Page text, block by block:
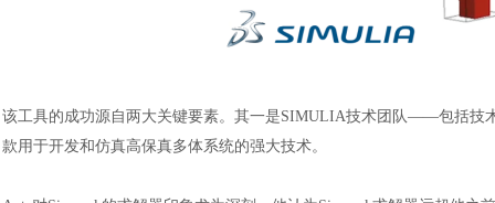
该工具的成功源自两大关键要素。其一是SIMULIA技术团队——包括技
款用于开发和仿真高保真多体系统的强大技术。